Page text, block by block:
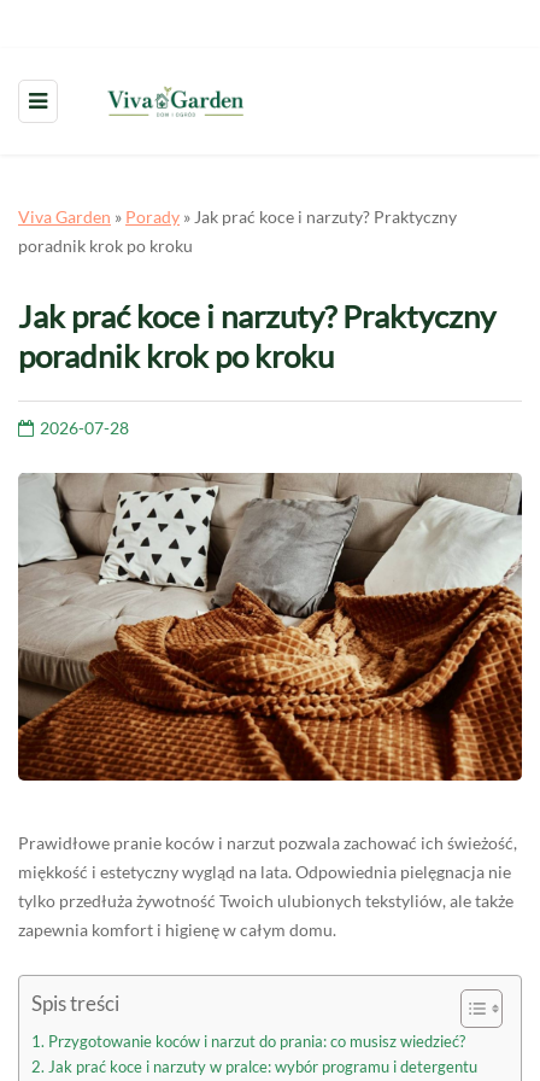
Viva Garden » Porady » Jak prać koce i narzuty? Praktyczny
poradnik krok po kroku
Jak prać koce i narzuty? Praktyczny
poradnik krok po kroku
2026-07-28
Prawidłowe pranie koców i narzut pozwala zachować ich świeżość,
miękkość i estetyczny wygląd na lata. Odpowiednia pielęgnacja nie
tylko przedłuża żywotność Twoich ulubionych tekstyliów, ale także
zapewnia komfort i higienę w całym domu.
Spis treści
Przygotowanie koców i narzut do prania: co musisz wiedzieć?
Jak prać koce i narzuty w pralce: wybór programu i detergentu